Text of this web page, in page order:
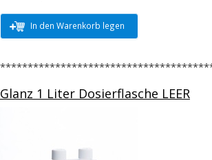
In den Warenkorb legen
Glanz 1 Liter Dosierflasche LEER